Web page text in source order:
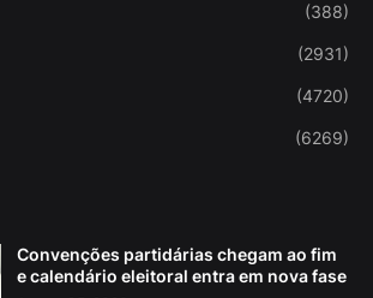
(388)
(2931)
(4720)
(6269)
Convenções partidárias chegam ao fim
e calendário eleitoral entra em nova fase